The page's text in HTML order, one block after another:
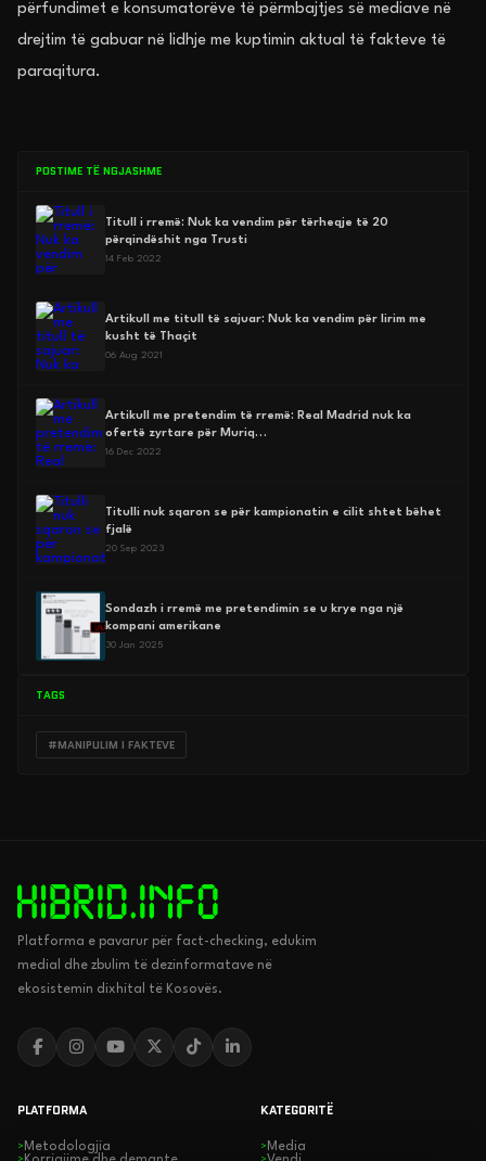
përfundimet e konsumatorëve të përmbajtjes së mediave në
drejtim të gabuar në lidhje me kuptimin aktual të fakteve të
paraqitura.
POSTIME TË NGJASHME
Titull i rremë: Nuk ka vendim për tërheqje të 20
përqindëshit nga Trusti
14 Feb 2022
Artikull me titull të sajuar: Nuk ka vendim për lirim me
kusht të Thaçit
06 Aug 2021
Artikull me pretendim të rremë: Real Madrid nuk ka
ofertë zyrtare për Muriq…
16 Dec 2022
Titulli nuk sqaron se për kampionatin e cilit shtet bëhet
fjalë
20 Sep 2023
Sondazh i rremë me pretendimin se u krye nga një
kompani amerikane
30 Jan 2025
TAGS
#MANIPULIM I FAKTEVE
Platforma e pavarur për fact-checking, edukim
medial dhe zbulim të dezinformatave në
ekosistemin dixhital të Kosovës.
PLATFORMA
> Metodologjia
KATEGORITË
> Media